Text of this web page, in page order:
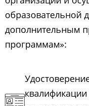
образовательной
дополнительным
программам»: